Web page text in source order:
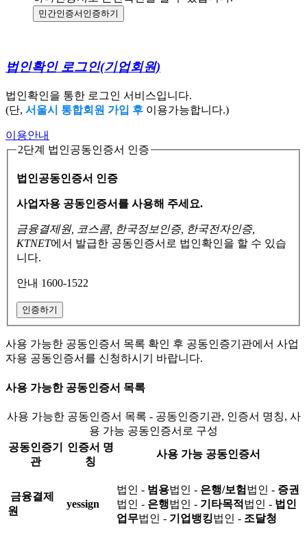
민간인증서 인증하기
법인확인 로그인(기업회원)
법인확인을 통한 로그인 서비스입니다.
(단, 서울시 통합회원 가입 후 이용가능합니다.)
이용안내
2단계 법인공동인증서 인증
법인공동인증서 인증
사업자용 공동인증서를 사용해 주세요.
금융결제원, 코스콤, 한국정보인증, 한국전자인증,
KTNET에서 발급한 공동인증서로 법인확인을 할 수 있습
니다.
안내 1600-1522
인증하기
사용 가능한 공동인증서 목록 확인 후 공동인증기관에서 사업
자용 공동인증서를 신청하시기 바랍니다.
사용 가능한 공동인증서 목록
사용 가능한 공동인증서 목록 - 공동인증기관, 인증서 명칭, 사
용 가능 공동인증서로 구성
공동인증기
관
인증서 명
칭
사용 가능 공동인증서
금융결제
원
yessign
법인 - 범용법인 - 은행/보험 법인 - 증권
법인 - 은행법인 - 기타목적 법인 - 법인
업무법인 - 기업뱅킹법인 - 조달청